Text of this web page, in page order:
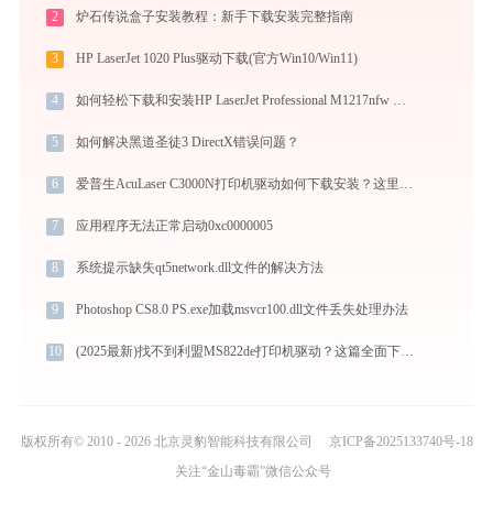
2 炉石传说盒子安装教程：新手下载安装完整指南
3 HP LaserJet 1020 Plus驱动下载(官方Win10/Win11)
4 如何轻松下载和安装HP LaserJet Professional M1217nfw MFP打印机驱动？跟着这篇指南走
5 如何解决黑道圣徒3 DirectX错误问题？
6 爱普生AcuLaser C3000N打印机驱动如何下载安装？这里有你需要的所有信息
7 应用程序无法正常启动0xc0000005
8 系统提示缺失qt5network.dll文件的解决方法
9 Photoshop CS8.0 PS.exe加载msvcr100.dll文件丢失处理办法
10 (2025最新)找不到利盟MS822de打印机驱动？这篇全面下载安装指南帮到你
版权所有© 2010 - 2026 北京灵豹智能科技有限公司
京ICP备2025133740号-18
关注“金山毒霸”微信公众号